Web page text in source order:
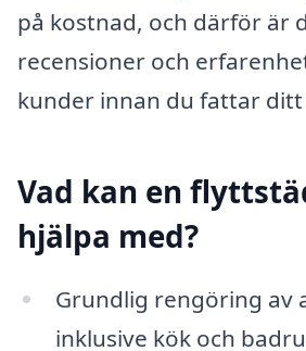
på kostnad, och därför är
recensioner och
kunder innan du fattar ditt
Vad kan en
hjälpa med?
Grundlig rengöring av
inklusive kök och